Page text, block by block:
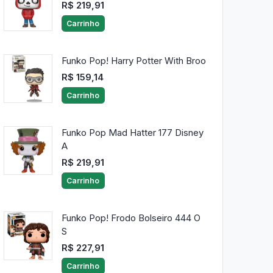
R$ 219,91
Carrinho
Funko Pop! Harry Potter With Broo
R$ 159,14
Carrinho
Funko Pop Mad Hatter 177 Disney
A
R$ 219,91
Carrinho
Funko Pop! Frodo Bolseiro 444 O
S
R$ 227,91
Carrinho